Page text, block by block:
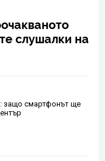
слушалки на
защо смартфонът ще